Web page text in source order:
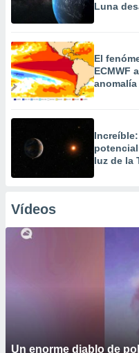
Luna
El
ECMWF
anomalía
luz de la
Vídeos
Un enorme diablo de